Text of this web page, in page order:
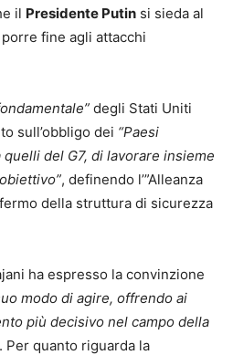
il Presidente Putin si sieda al
fine agli attacchi
degli Stati Uniti
sull’obbligo dei “Paesi
del G7, di lavorare insieme
, definendo l’”Alleanza
della struttura di sicurezza
ha espresso la convinzione
modo di agire, offrendo ai
più decisivo nel campo della
. Per quanto riguarda la